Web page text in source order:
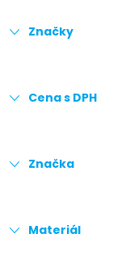
Značky
Cena s DPH
Značka
Materiál